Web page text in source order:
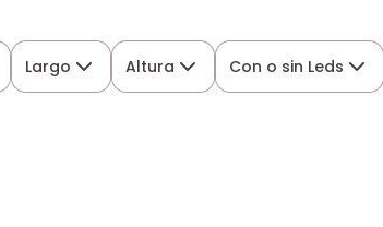
Largo Altura Con o sin Leds